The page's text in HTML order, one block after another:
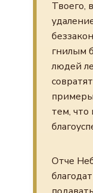
Твоего,
гнилым
людей
тем, что
Отче